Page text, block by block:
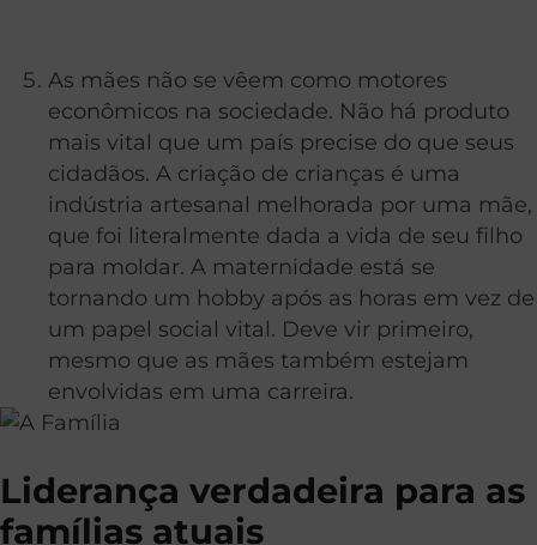
As mães não se vêem como motores
econômicos na sociedade. Não há produto
mais vital que um país precise do que seus
cidadãos. A criação de crianças é uma
indústria artesanal melhorada por uma mãe,
que foi literalmente dada a vida de seu filho
para moldar. A maternidade está se
tornando um hobby após as horas em vez de
um papel social vital. Deve vir primeiro,
mesmo que as mães também estejam
envolvidas em uma carreira.
Liderança verdadeira para as
famílias atuais